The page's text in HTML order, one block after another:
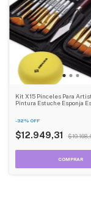
Kit X15 Pinceles Para
Pintura Estuche Esponja
-32% OFF
$12.949,31